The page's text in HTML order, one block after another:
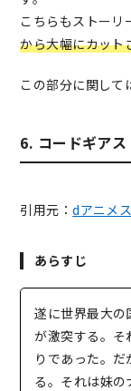
こちらもストーリ
から大幅にカット
この部分に関して
6. コードギア
引用元：dアニメ
あらすじ
遂に世界最大の
が激突する。そ
りであった。
る。それは妹